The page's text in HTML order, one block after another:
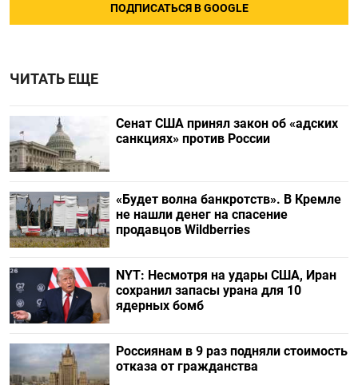
ПОДПИСАТЬСЯ В GOOGLE
ЧИТАТЬ ЕЩЕ
Сенат США принял закон об «адских
санкциях» против России
«Будет волна банкротств». В Кремле
не нашли денег на спасение
продавцов Wildberries
NYT: Несмотря на удары США, Иран
сохранил запасы урана для 10
ядерных бомб
Россиянам в 9 раз подняли стоимость
отказа от гражданства